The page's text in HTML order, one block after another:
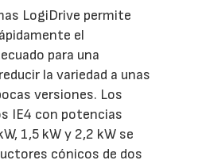
LogiDrive permite
el
para una
la variedad a unas
versiones. Los
IE4 con potencias
1,5 kW y 2,2 kW se
cónicos de dos